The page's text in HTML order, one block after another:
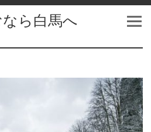
ら白馬へ